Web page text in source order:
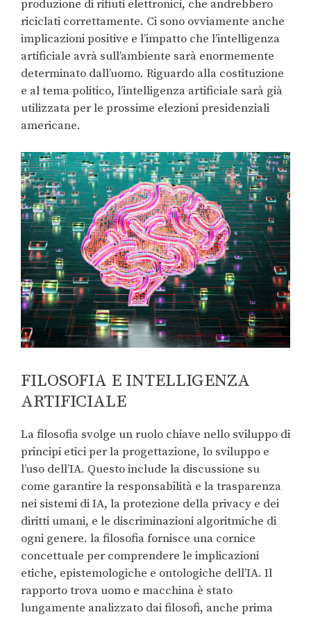
produzione di rifiuti elettronici, che andrebbero
riciclati correttamente. Ci sono ovviamente anche
implicazioni positive e l’impatto che l’intelligenza
artificiale avrà sull’ambiente sarà enormemente
determinato dall’uomo. Riguardo alla costituzione
e al tema politico, l’intelligenza artificiale sarà già
utilizzata per le prossime elezioni presidenziali
americane.
FILOSOFIA E INTELLIGENZA
ARTIFICIALE
La filosofia svolge un ruolo chiave nello sviluppo di
principi etici per la progettazione, lo sviluppo e
l’uso dell’IA. Questo include la discussione su
come garantire la responsabilità e la trasparenza
nei sistemi di IA, la protezione della privacy e dei
diritti umani, e le discriminazioni algoritmiche di
ogni genere. la filosofia fornisce una cornice
concettuale per comprendere le implicazioni
etiche, epistemologiche e ontologiche dell’IA. Il
rapporto trova uomo e macchina è stato
lungamente analizzato dai filosofi, anche prima